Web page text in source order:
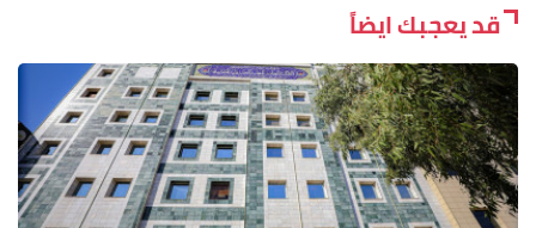
قد يعجبك ايضاً